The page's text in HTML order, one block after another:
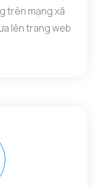
trên mạng xã
lên trang web